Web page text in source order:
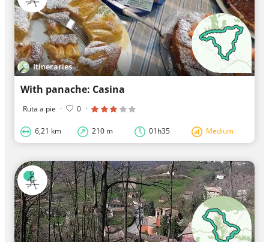
Itineraries
With panache: Casina
Ruta a pie · 0 ·
6,21 km 210 m 01h35 Medium